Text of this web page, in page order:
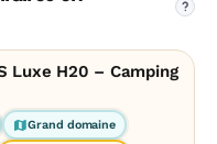
?
Luxe H20 – Camping
Grand domaine